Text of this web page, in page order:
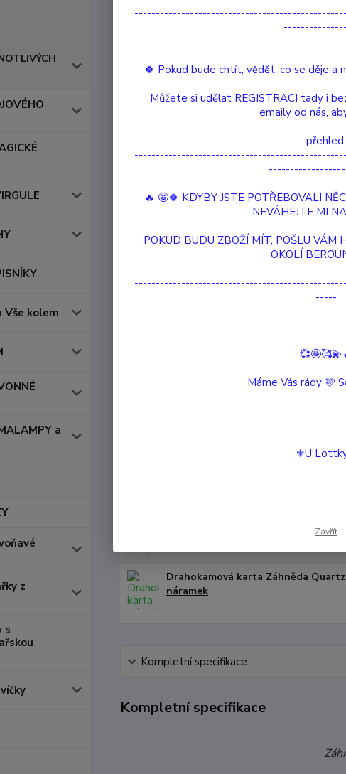
Vše kolem
a
z
s
Drahokamová karta Rose Quartz
Drahokamová karta Lapis Lazuli
náramek
Drahokamová karta Labradorit
Drahokamová karta Záhněda
náramek
Kompletní specifikace
Kompletní specifikace
🍀 Pokud bude chtít, vědět, co se děje a
Můžete si udělat REGISTRACI tady i
emaily od nás,
přehled.
🔥 🤩🍀 KDYBY JSTE POTŘEBOVALI
NEVÁHEJTE MI
POKUD BUDU ZBOŽÍ MÍT, POŠLU VÁM
OKOLÍ
-----
Máme Vás rády 🩷
⚜️U
Zavřít